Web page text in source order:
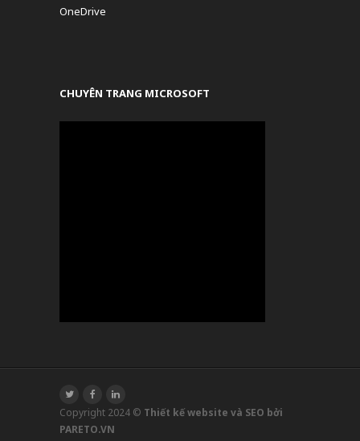
OneDrive
CHUYÊN TRANG MICROSOFT
Copyright 2024 © Thiết kế website và SEO bởi
PARETO.VN